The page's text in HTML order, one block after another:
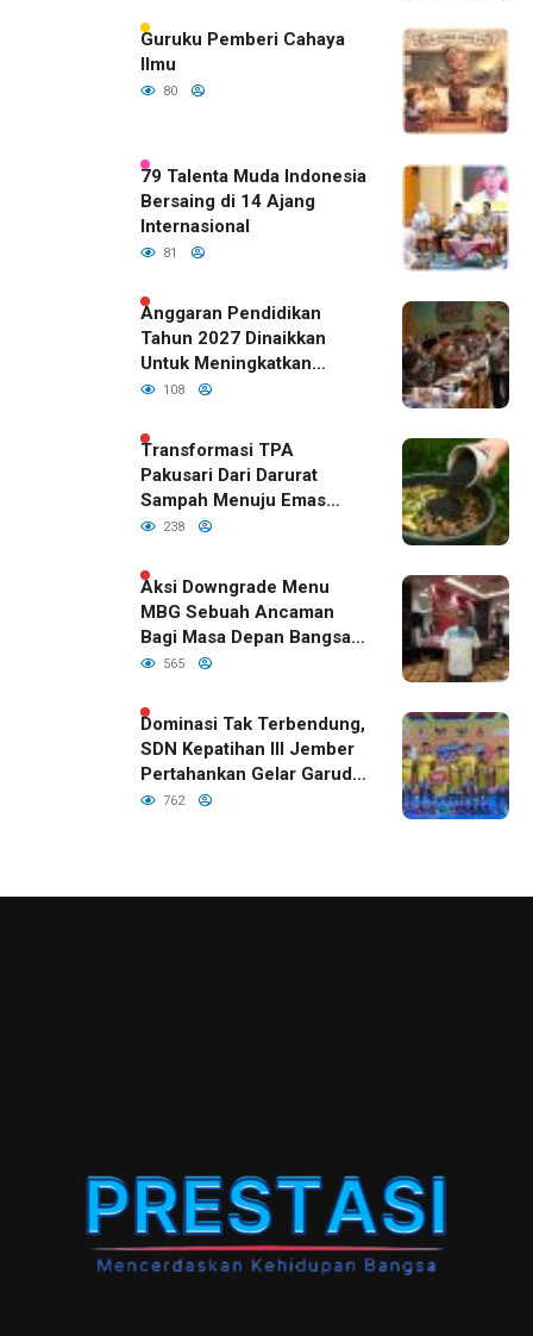
Guruku Pemberi Cahaya
Ilmu
80
79 Talenta Muda Indonesia
Bersaing di 14 Ajang
Internasional
81
Anggaran Pendidikan
Tahun 2027 Dinaikkan
Untuk Meningkatkan
Kualitas Anak Bangsa,
RI
108
Transformasi TPA
Pakusari Dari Darurat
Sampah Menuju Emas
Hijau di Era Kepemimpinan
238
Aksi Downgrade Menu
MBG Sebuah Ancaman
Bagi Masa Depan Bangsa
Indonesia
565
Dominasi Tak Terbendung,
SDN Kepatihan III Jember
Pertahankan Gelar Garuda
Cup 2026
762